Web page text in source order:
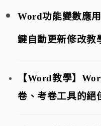
Word功能變數應
鍵自動更新修改教
【Word教學】
卷、考卷工具的絕